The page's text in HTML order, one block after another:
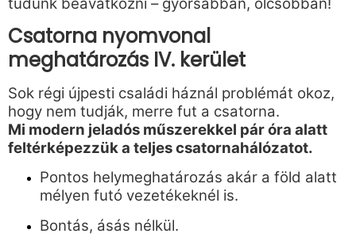
Csatorna nyomvonal
meghatározás IV. kerület
Sok régi újpesti családi háznál problémát okoz,
hogy nem tudják, merre fut a csatorna.
Mi modern jeladós műszerekkel pár óra alatt
feltérképezzük a teljes csatornahálózatot.
Pontos helymeghatározás akár a föld alatt
mélyen futó vezetékeknél is.
Bontás, ásás nélkül.